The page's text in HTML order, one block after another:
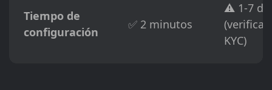
Tiempo de
configuración
✅ 2 minutos
⚠️ 1-7
KYC)